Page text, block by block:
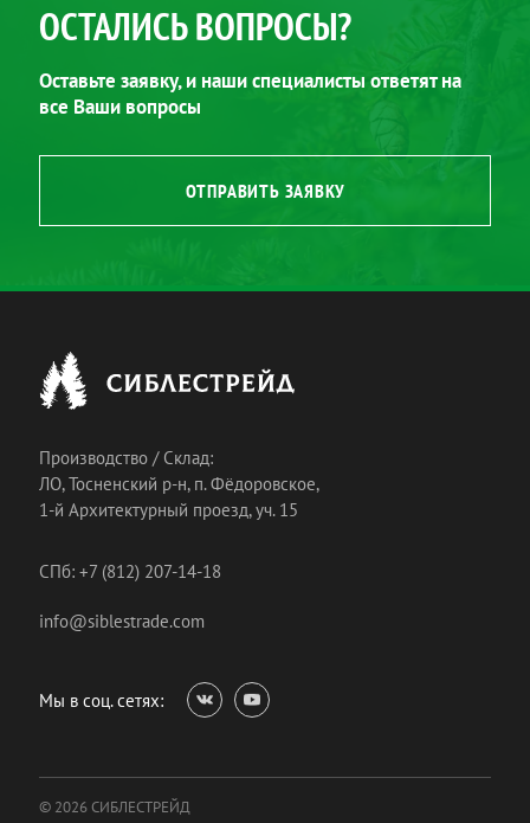
ОСТАЛИСЬ ВОПРОСЫ?
Оставьте заявку, и наши специалисты ответят на
все Ваши вопросы
ОТПРАВИТЬ ЗАЯВКУ
Производство / Склад:
ЛО, Тосненский р-н, п. Фёдоровское,
1-й Архитектурный проезд, уч. 15
СПб: +7 (812) 207-14-18
info@siblestrade.com
Мы в соц. сетях:
© 2026 СИБЛЕСТРЕЙД